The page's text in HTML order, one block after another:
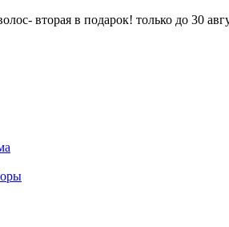
вторая в подарок! только до 30